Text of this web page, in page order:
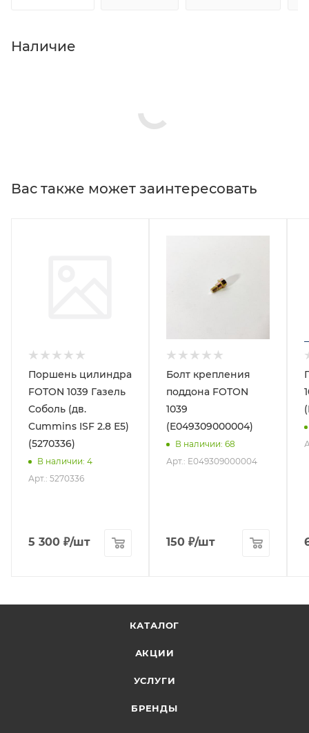
Наличие
Вас также может заинтересовать
Поршень цилиндра
FOTON 1039 Газель
Соболь (дв.
Cummins ISF 2.8 Е5)
(5270336)
В наличии: 4
Арт.: 5270336
5 300 ₽/шт
Болт крепления
поддона FOTON
1039
(E049309000004)
В наличии: 68
Арт.: E049309000004
150 ₽/шт
КАТАЛОГ
АКЦИИ
УСЛУГИ
БРЕНДЫ